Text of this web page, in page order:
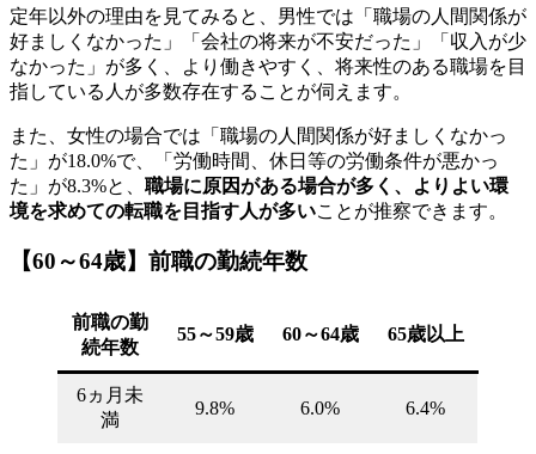
定年以外の理由を見てみると、男性では「職場の人間関係が
好ましくなかった」「会社の将来が不安だった」「収入が少
なかった」が多く、より働きやすく、将来性のある職場を目
指している人が多数存在することが伺えます。
また、女性の場合では「職場の人間関係が好ましくなかっ
た」が18.0%で、「労働時間、休日等の労働条件が悪かっ
た」が8.3%と、 職場に原因がある場合が多く、よりよい環
境を求めての転職を目指す人が多いことが推察できます。
【60～64歳】前職の勤続年数
前職の勤
続年数
55～59歳 60～64歳 65歳以上
6ヵ月未
満
9.8% 6.0% 6.4%